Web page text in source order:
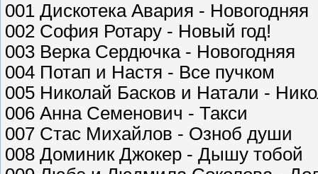
001 Дискотека Авария - Новогодняя
002 София Ротару - Новый год!
003 Верка Сердючка - Новогодняя
004 Потап и Настя - Все пучком
005 Николай Басков и Натали -
006 Анна Семенович - Такси
007 Стас Михайлов - Озноб души
008 Доминик Джокер - Дышу тобой